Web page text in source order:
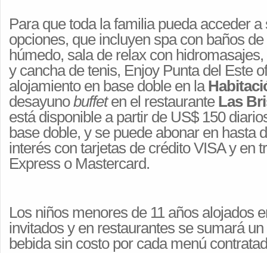
Para que toda la familia pueda acceder
opciones, que incluyen spa con baños
húmedo, sala de relax con
y cancha de tenis, Enjoy Punta del Este
alojamiento en base doble en la
desayunobuffeten el restaurante Las
está disponible a partir de US$ 150
base doble, y se puede abonar en hasta
interés con tarjetas de crédito VISA y en
Express o Mastercard.
Los niños menores de 11 años alojados
invitados y en restaurantes se sumará
bebida sin costo por cada menú